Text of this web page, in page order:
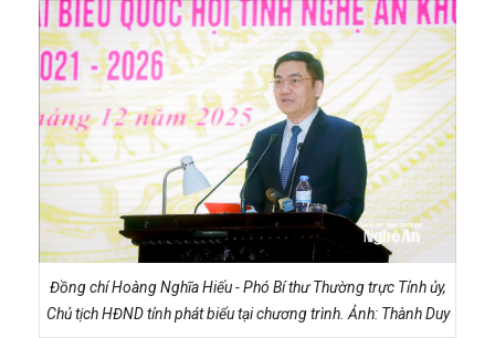
Đồng chí Hoàng Nghĩa Hiếu - Phó Bí thư Thường trực Tỉnh ủy,
Chủ tịch HĐND tỉnh phát biểu tại chương trình. Ảnh: Thành Duy